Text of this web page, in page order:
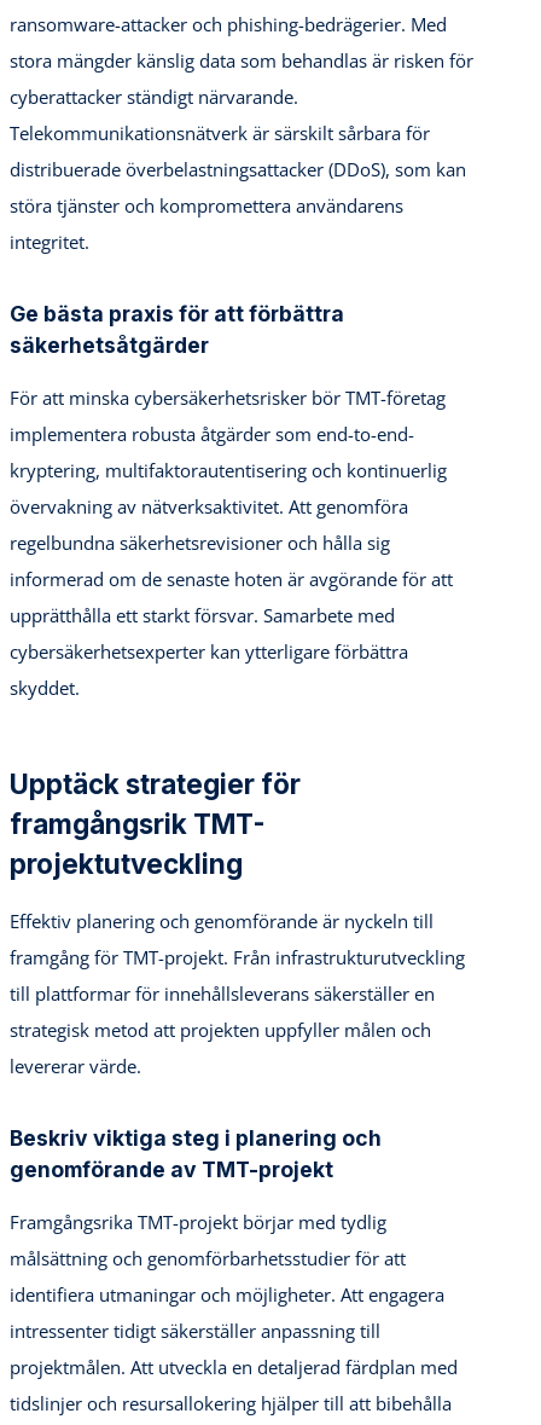
ransomware-attacker och phishing-bedrägerier. Med
stora mängder känslig data som behandlas är risken för
cyberattacker ständigt närvarande.
Telekommunikationsnätverk är särskilt sårbara för
distribuerade överbelastningsattacker (DDoS), som kan
störa tjänster och kompromettera användarens
integritet.
Ge bästa praxis för att förbättra
säkerhetsåtgärder
För att minska cybersäkerhetsrisker bör TMT-företag
implementera robusta åtgärder som end-to-end-
kryptering, multifaktorautentisering och kontinuerlig
övervakning av nätverksaktivitet. Att genomföra
regelbundna säkerhetsrevisioner och hålla sig
informerad om de senaste hoten är avgörande för att
upprätthålla ett starkt försvar. Samarbete med
cybersäkerhetsexperter kan ytterligare förbättra
skyddet.
Upptäck strategier för
framgångsrik TMT-
projektutveckling
Effektiv planering och genomförande är nyckeln till
framgång för TMT-projekt. Från infrastrukturutveckling
till plattformar för innehållsleverans säkerställer en
strategisk metod att projekten uppfyller målen och
levererar värde.
Beskriv viktiga steg i planering och
genomförande av TMT-projekt
Framgångsrika TMT-projekt börjar med tydlig
målsättning och genomförbarhetsstudier för att
identifiera utmaningar och möjligheter. Att engagera
intressenter tidigt säkerställer anpassning till
projektmålen. Att utveckla en detaljerad färdplan med
tidslinjer och resursallokering hjälper till att bibehålla